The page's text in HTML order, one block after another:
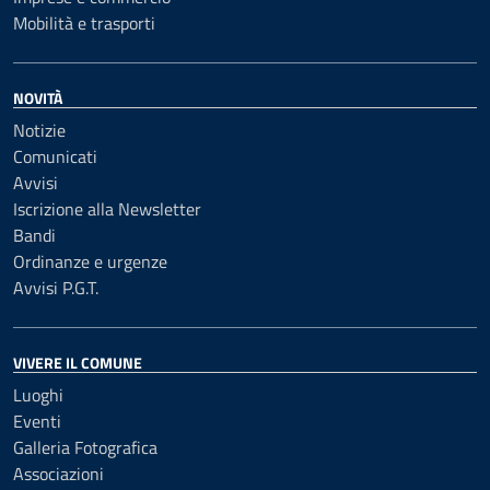
Mobilità e trasporti
NOVITÀ
Notizie
Comunicati
Avvisi
Iscrizione alla Newsletter
Bandi
Ordinanze e urgenze
Avvisi P.G.T.
VIVERE IL COMUNE
Luoghi
Eventi
Galleria Fotografica
Associazioni